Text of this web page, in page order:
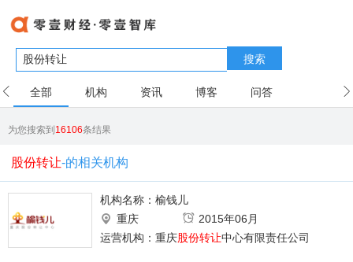
搜索
全部 机构 资讯 博客 问答
为您搜索到16106条结果
股份转让-的相关机构
机构名称： 榆钱儿
重庆
2015年06月
运营机构：重庆股份转让中心有限责任公司